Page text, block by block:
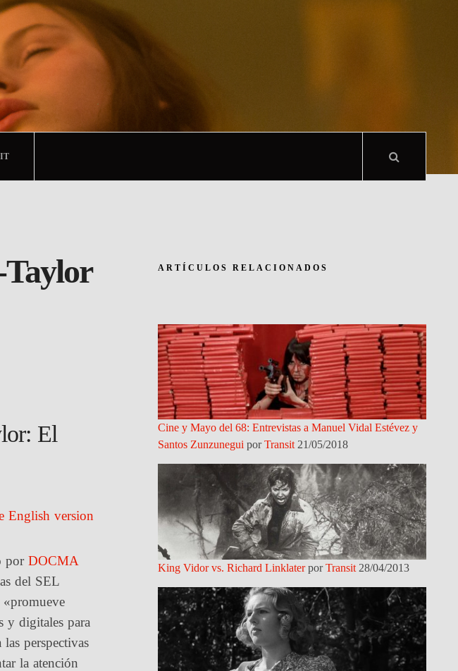
El
English version
porDOCMA
del SEL
«promueve
y digitales para
perspectivas
la atención
ARTÍCULOS RELACIONADOS
Cine y Mayo del 68: Entrevistas a Manuel Vidal Estévez y
Santos Zunzunegui porTransit 21/05/2018
King Vidor vs. Richard LinklaterporTransit 28/04/2013